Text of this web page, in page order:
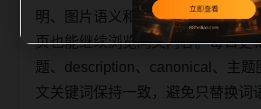
明、图片语义和可点击入口，让用
页也能继续浏览同类内容。每日更
题、description、canonical、主题
文关键词保持一致，避免只替换词